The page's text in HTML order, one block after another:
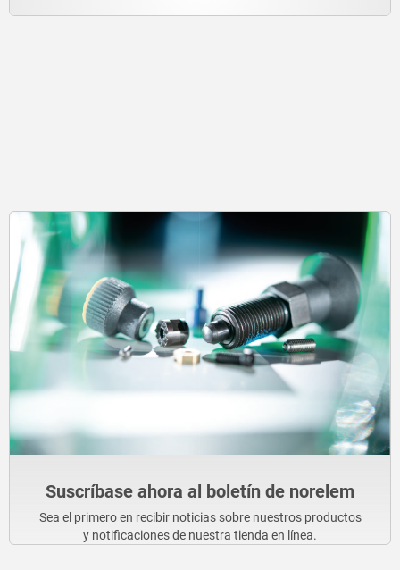
Suscríbase ahora al boletín de norelem
Sea el primero en recibir noticias sobre nuestros productos
y notificaciones de nuestra tienda en línea.